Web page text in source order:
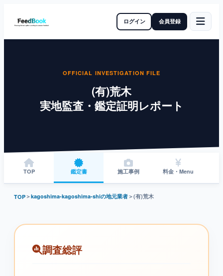
ログイン 会員登録
OFFICIAL INVESTIGATION FILE
(有)荒木
実地監査・鑑定証明レポート
TOP 鑑定書 施工事例 料金・Menu
TOP＞kagoshima-kagoshima-shiの地元業者＞(有)荒木
調査総評